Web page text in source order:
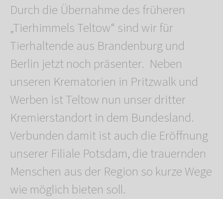
Durch die Übernahme des früheren
„Tierhimmels Teltow“ sind wir für
Tierhaltende aus Brandenburg und
Berlin jetzt noch präsenter. Neben
unseren Krematorien in Pritzwalk und
Werben ist Teltow nun unser dritter
Kremierstandort in dem Bundesland.
Verbunden damit ist auch die Eröffnung
unserer Filiale Potsdam, die trauernden
Menschen aus der Region so kurze Wege
wie möglich bieten soll.